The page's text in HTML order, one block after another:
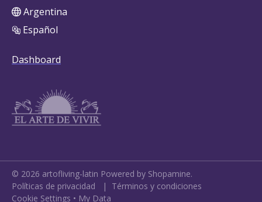
Argentina
Español
Dashboard
© 2026 artofliving-latin Powered by Shopamine.
Políticas de privacidad | Términos y condiciones
Cookie Settings • My Data